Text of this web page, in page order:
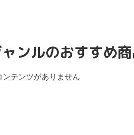
ンルのおすすめ
テンツがありません